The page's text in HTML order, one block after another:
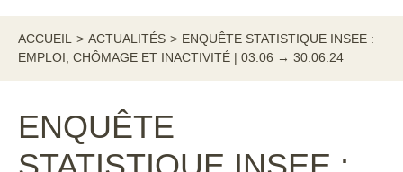
ACCUEIL > ACTUALITÉS > ENQUÊTE STATISTIQUE INSEE :
EMPLOI, CHÔMAGE ET INACTIVITÉ | 03.06 → 30.06.24
ENQUÊTE